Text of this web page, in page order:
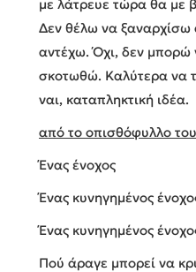
με λάτρευε τώρα θα με
Δεν θέλω να ξαναρχίσω
αντέχω. Όχι, δεν
σκοτωθώ. Καλύτερα να
ναι, καταπληκτική ιδέα.
από το οπισθόφυλλο του
Ένας ένοχος
Ένας κυνηγημένος
Ένας κυνηγημένος
Πού άραγε μπορεί να